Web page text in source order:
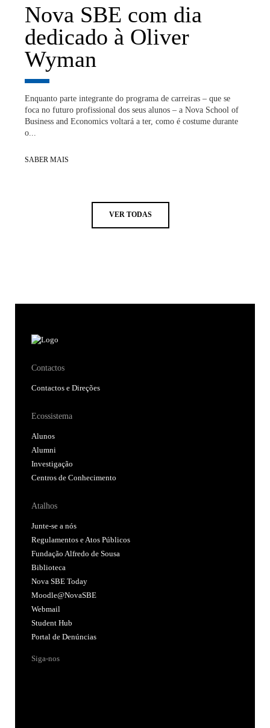
Nova SBE com dia
dedicado à Oliver
Wyman
Enquanto parte integrante do programa de carreiras – que se
foca no futuro profissional dos seus alunos – a Nova School of
Business and Economics voltará a ter, como é costume durante
o...
SABER MAIS
VER TODAS
Contactos
Contactos e Direções
Ecossistema
Alunos
Alumni
Investigação
Centros de Conhecimento
Atalhos
Junte-se a nós
Regulamentos e Atos Públicos
Fundação Alfredo de Sousa
Biblioteca
Nova SBE Today
Moodle@NovaSBE
Webmail
Student Hub
Portal de Denúncias
Siga-nos